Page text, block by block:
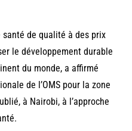
santé de qualité à des prix
le développement durable
du monde, a affirmé
de l’OMS pour la zone
à Nairobi, à l’approche